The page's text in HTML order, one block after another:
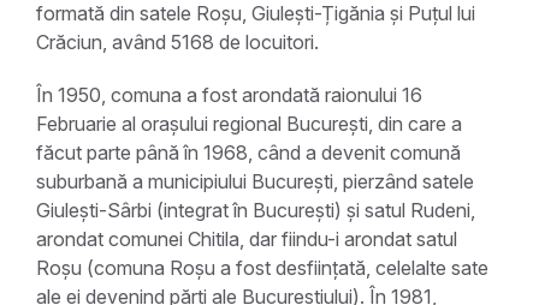
formată din satele Roșu, Giulești-Țigănia și Puțul lui
Crăciun, având 5168 de locuitori.
În 1950, comuna a fost arondată raionului 16
Februarie al orașului regional București, din care a
făcut parte până în 1968, când a devenit comună
suburbană a municipiului București, pierzând satele
Giulești-Sârbi (integrat în București) și satul Rudeni,
arondat comunei Chitila, dar fiindu-i arondat satul
Roșu (comuna Roșu a fost desființată, celelalte sate
ale ei devenind părți ale Bucureștiului). În 1981,